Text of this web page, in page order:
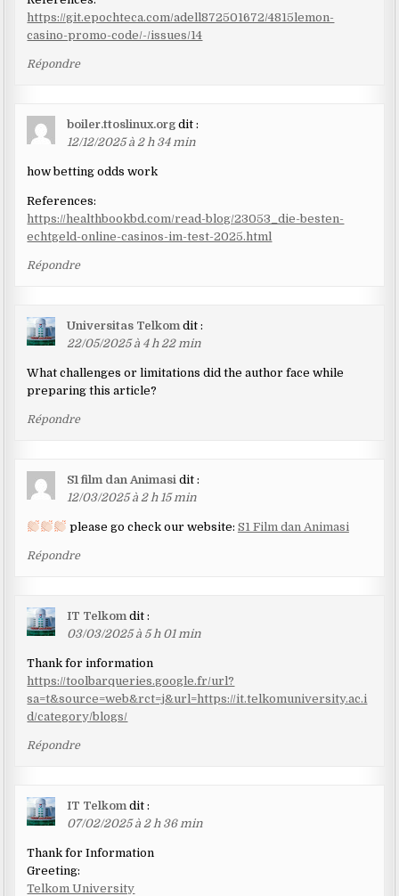
https://git.epochteca.com/adell872501672/4815lemon-
casino-promo-code/-/issues/14
Répondre
boiler.ttoslinux.org dit :
12/12/2025 à 2 h 34 min
how betting odds work
References:
https://healthbookbd.com/read-blog/23053_die-besten-
echtgeld-online-casinos-im-test-2025.html
Répondre
Universitas Telkom dit :
22/05/2025 à 4 h 22 min
What challenges or limitations did the author face while
preparing this article?
Répondre
S1 film dan Animasi dit :
12/03/2025 à 2 h 15 min
please go check our website: S1 Film dan Animasi
Répondre
IT Telkom dit :
03/03/2025 à 5 h 01 min
Thank for information
https://toolbarqueries.google.fr/url?
sa=t&source=web&rct=j&url=https://it.telkomuniversity.ac.i
d/category/blogs/
Répondre
IT Telkom dit :
07/02/2025 à 2 h 36 min
Thank for Information
Greeting:
Telkom University